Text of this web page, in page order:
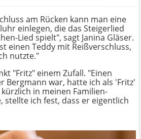
am Rücken kann man eine
einlegen, die das Steigerlied
Lied spielt", sagt Janina Gläser.
einen Teddy mit Reißverschluss,
nutzte."
"Fritz" einem Zufall. "Einen
Bergmann war, hatte ich als 'Fritz'
in meinen Familien-
stellte ich fest, dass er eigentlich